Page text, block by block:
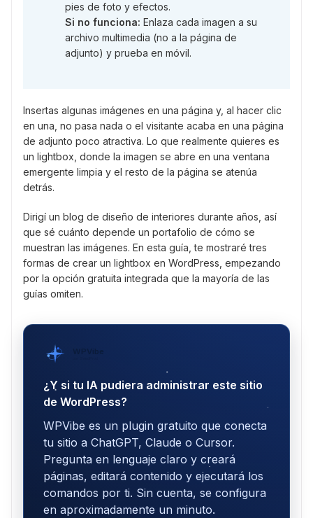
pies de foto y efectos.
Si no funciona: Enlaza cada imagen a su
archivo multimedia (no a la página de
adjunto) y prueba en móvil.
Insertas algunas imágenes en una página y, al hacer clic
en una, no pasa nada o el visitante acaba en una página
de adjunto poco atractiva. Lo que realmente quieres es
un lightbox, donde la imagen se abre en una ventana
emergente limpia y el resto de la página se atenúa
detrás.
Dirigí un blog de diseño de interiores durante años, así
que sé cuánto depende un portafolio de cómo se
muestran las imágenes. En esta guía, te mostraré tres
formas de crear un lightbox en WordPress, empezando
por la opción gratuita integrada que la mayoría de las
guías omiten.
WPVibe
¿Y si tu IA pudiera administrar este sitio
de WordPress?
WPVibe es un plugin gratuito que conecta
tu sitio a ChatGPT, Claude o Cursor.
Pregunta en lenguaje claro y creará
páginas, editará contenido y ejecutará los
comandos por ti. Sin cuenta, se configura
en aproximadamente un minuto.